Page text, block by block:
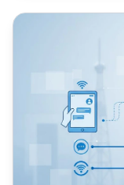
Comerț Mediat de AI